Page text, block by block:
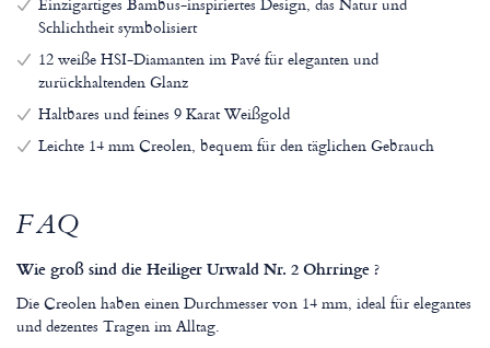
Schlichtheit symbolisiert
12 weiße HSI-Diamanten im Pavé für eleganten und
zurückhaltenden Glanz
Haltbares und feines 9 Karat Weißgold
Leichte 14 mm Creolen, bequem für den täglichen Gebrauch
FAQ
Wie groß sind die Heiliger Urwald Nr. 2 Ohrringe ?
Die Creolen haben einen Durchmesser von 14 mm, ideal für elegantes
und dezentes Tragen im Alltag.